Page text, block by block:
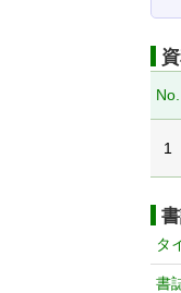
No.
1
タ
書